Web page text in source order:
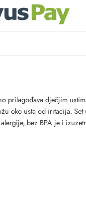
prilagođava dječjim
oko usta od iritacija.
bez BPA je i